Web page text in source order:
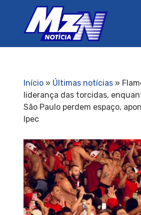
Início» Últimas notícias»
liderança das torcidas,
São Paulo perdem espaço,
Ipec